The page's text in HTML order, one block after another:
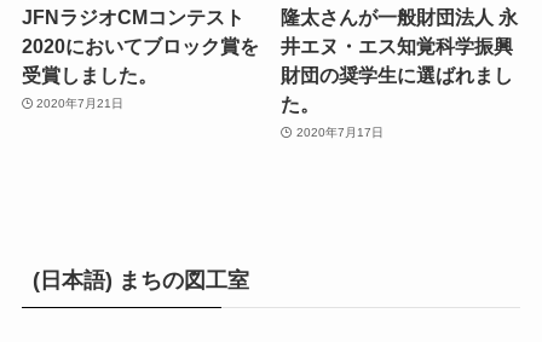
JFNラジオCMコンテスト
2020においてブロック賞を
受賞しました。
2020年7月21日
隆太さんが一般財団法人 永
井エヌ・エス知覚科学振興
財団の奨学生に選ばれまし
た。
2020年7月17日
(日本語) まちの図工室